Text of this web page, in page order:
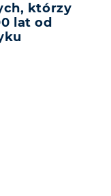
którzy
lat od